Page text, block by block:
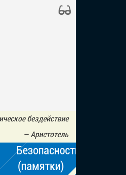
бездействие
—Аристотель
Безопасность
(памятки)